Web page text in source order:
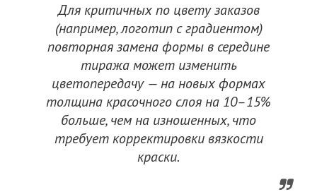
Для критичных по цвету заказов
(например, логотип с градиентом)
повторная замена формы в середине
тиража может изменить
цветопередачу — на новых формах
толщина красочного слоя на 10–15%
больше, чем на изношенных, что
требует корректировки вязкости
краски.